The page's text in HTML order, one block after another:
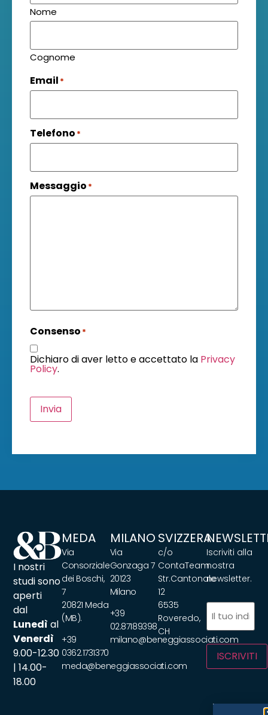
Nome
Cognome
Email *
Telefono *
Messaggio *
Consenso *
Dichiaro di aver letto e accettato la Privacy
Policy.
Invia
I nostri
studi sono
aperti
dal
Lunedì al
Venerdì
9.00-12.30
| 14.00-
18.00
MEDA
Via
Consorziale
dei Boschi,
7
20821 Meda
(MB).
+39
0362.1731370
meda@beneggiassociati.com
MILANO
Via
Gonzaga 7
20123
Milano
+39
02.87189398
milano@beneggiassociati.com
SVIZZERA
c/o
ContaTeam
Str.Cantonale
12
6535
Roveredo,
CH
Iscriviti alla
nostra
newsletter.
Email
ISCRIVITI